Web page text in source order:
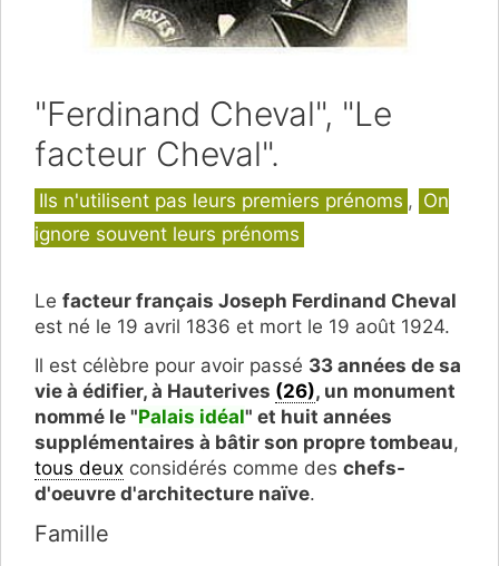
"Ferdinand Cheval", "Le
facteur Cheval".
Catégories
Ils n'utilisent pas leurs premiers prénoms , On
ignore souvent leurs prénoms
Le facteur français Joseph Ferdinand Cheval
est né le 19 avril 1836 et mort le 19 août 1924.
Il est célèbre pour avoir passé 33 années de sa
vie à édifier, à Hauterives (26), un monument
nommé le "Palais idéal" et huit années
supplémentaires à bâtir son propre tombeau,
tous deux considérés comme des chefs-
d'oeuvre d'architecture naïve.
Famille